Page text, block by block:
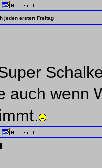
jeden ersten Freitag
auch wenn